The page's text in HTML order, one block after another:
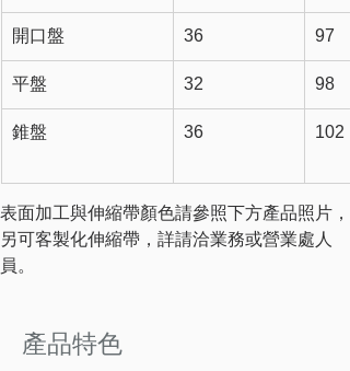
開口盤 36 97
平盤 32 98
錐盤 36 102
表面加工與伸縮帶顏色請參照下方產品照片，
另可客製化伸縮帶，詳請洽業務或營業處人
員。
產品特色